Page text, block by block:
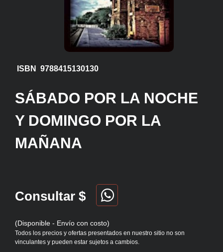
ISBN 9788415130130
SÁBADO POR LA NOCHE
Y DOMINGO POR LA
MAÑANA
Consultar $
(Disponible - Envío con costo)
Todos los precios y ofertas presentados en nuestro sitio no son
vinculantes y pueden estar sujetos a cambios.